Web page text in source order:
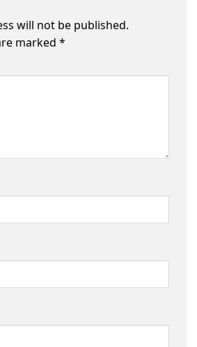
will not be published.
marked*